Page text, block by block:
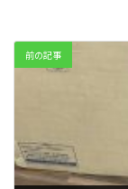
前の記事